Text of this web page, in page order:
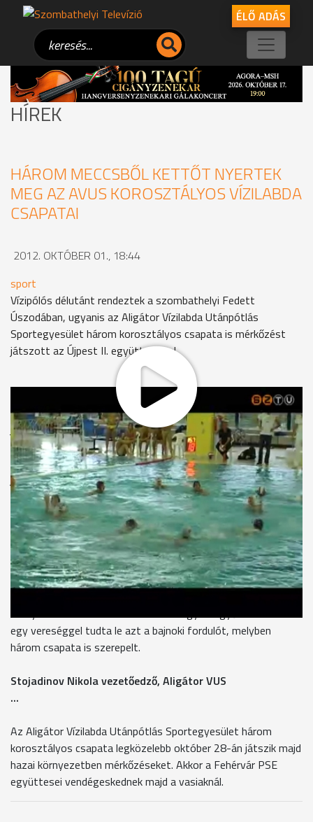
ÉLŐ ADÁS
HÍREK
HÁROM MECCSBŐL KETTŐT NYERTEK
MEG AZ AVUS KOROSZTÁLYOS VÍZILABDA
CSAPATAI
2012. OKTÓBER 01., 18:44
sport
Vízipólós délutánt rendeztek a szombathelyi Fedett
Úszodában, ugyanis az Aligátor Vízilabda Utánpótlás
Sportegyesület három korosztályos csapata is mérkőzést
játszott az Újpest II. együtteseivel.
Az Országos Gyermek Bajnokságba tartozó derbivel kezdtek
a csapatok. Az összecsapást ugyan a fővárosiak indították
jobban, ám a folytatásban magukra találtak a vasi fiatalok és
a maguk javára fordították a meccset. A végeredmény 10:6
lett a Zoufal Norbert által felkészített hazai legénység
javára. A második találkozón a két klub ifjúsági együttesei
szálltak vízbe. Az újpestiek az első negyedben jelentős
előnyre tettek szert és ezt a derbi végéig magabiztosan
őrizték is. A meccs végén 14:8-as vendégvezetést mutatott
az eredményjelző. A harmadik mérkőzésen a serdülő gárdák
voltak a főszereplők. A találkozó elején a lilák elhúztak 4:1-re,
de aztán átvették az irányítást Stojadinov Nikola tanítványai
egy vereséggel tudta le azt a bajnoki fordulót, melyben
három csapata is szerepelt.
Stojadinov Nikola vezetőedző, Aligátor VUS
...
Az Aligátor Vízilabda Utánpótlás Sportegyesület három
korosztályos csapata legközelebb október 28-án játszik majd
hazai környezetben mérkőzéseket. Akkor a Fehérvár PSE
együttesei vendégeskednek majd a vasiaknál.